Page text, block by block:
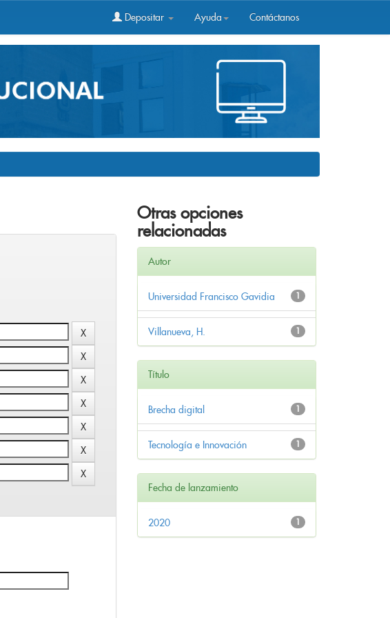
Depositar Ayuda Contáctanos
Otras opciones
relacionadas
Autor
1
Universidad Francisco Gavidia
1
Villanueva, H.
Título
1
Brecha digital
1
Tecnología e Innovación
Fecha de lanzamiento
1
2020